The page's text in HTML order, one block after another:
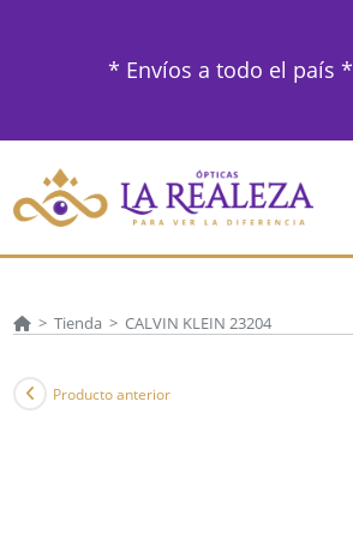
* Envíos a todo el país *
> Tienda > CALVIN KLEIN 23204
Producto anterior